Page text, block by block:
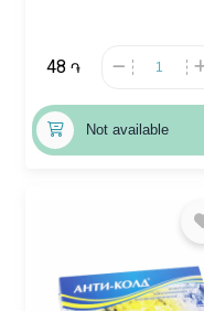
48 ֏
Not available